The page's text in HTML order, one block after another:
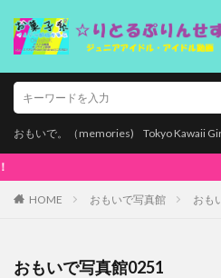
おもいで。（memories) Tokyo Kawaii
HOME おもいで写真館 おも
おもいで写真館0251